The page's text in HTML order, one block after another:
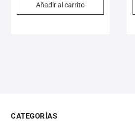
Añadir al carrito
CATEGORÍAS